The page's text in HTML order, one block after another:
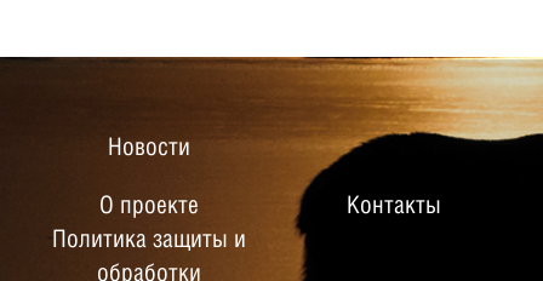
Новости
О проекте
Контакты
Политика защиты и
обработки